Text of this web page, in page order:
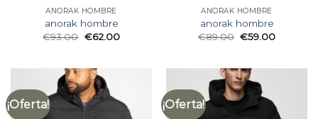
ANORAK HOMBRE
anorak hombre
€93.00 €62.00
ANORAK HOMBRE
anorak hombre
€89.00 €59.00
¡Oferta! ¡Oferta!